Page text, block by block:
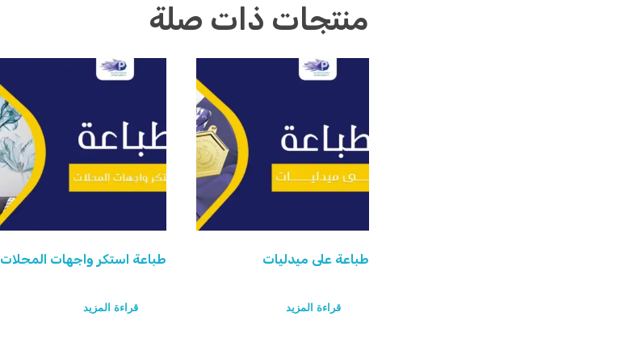
منتجات ذات صلة
طباعة على ميدليات
قراءة المزيد
طباعة استكر واجهات المحلات
قراءة المزيد